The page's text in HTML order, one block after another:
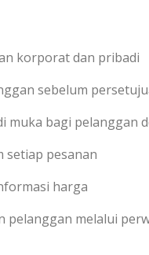
korporat dan pribadi
sebelum
muka bagi pelanggan
setiap pesanan
harga
pelanggan melalui